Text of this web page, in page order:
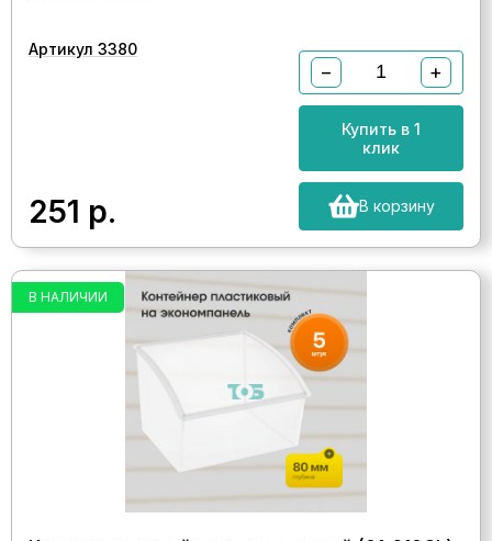
Артикул 3380
251 р.
− +
Купить в 1
клик
В корзину
В НАЛИЧИИ